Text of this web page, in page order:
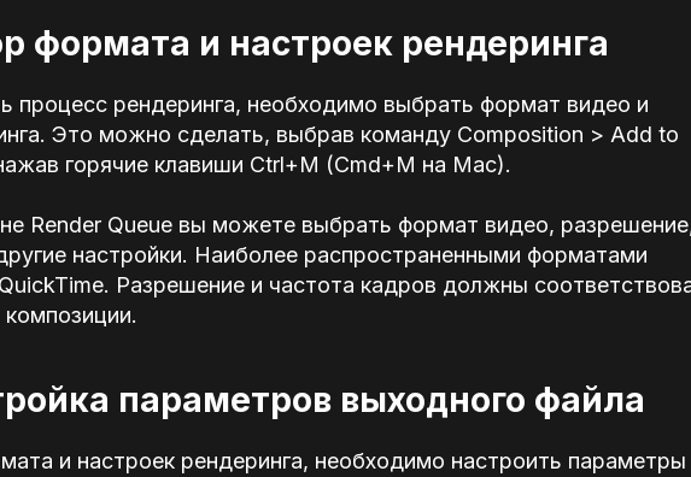
формата и настроек рендеринга
процесс рендеринга, необходимо выбрать формат видео и
Это можно сделать, выбрав команду Composition > Add to
горячие клавиши Ctrl+M (Cmd+M на Mac).
Render Queue вы можете выбрать формат видео,
настройки. Наиболее распространенными форматами
Разрешение и частота кадров должны
параметров выходного файла
и настроек рендеринга, необходимо настроить параметры